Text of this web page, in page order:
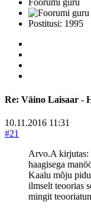
Foorumi guru
Postitusi: 1995
Re: Väino Laisaar -
10.11.2016 11:31
#21
Arvo.A kirjutas:
haagisega
Kaalu mõju
ilmselt teoorias
mingit